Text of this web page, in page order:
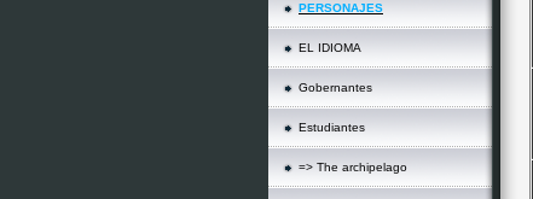
PERSONAJES
EL IDIOMA
Gobernantes
Estudiantes
=> The archipelago